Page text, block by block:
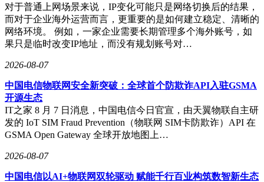
对于普通上网场景来说，IP变化可能只是网络切换后的结果，
而对于企业海外运营而言，更重要的是如何建立稳定、清晰的
网络环境。 例如，一家企业需要长期管理多个海外账号，如
果只是临时改变IP地址，而没有规划账号对…
2026-08-07
中国电信物联网安全新突破：全球首个防欺诈API入驻GSMA
开源生态
IT之家 8 月 7 日消息，中国电信今日官宣，由天翼物联自主研
发的 IoT SIM Fraud Prevention（物联网 SIM卡防欺诈）API 在
GSMA Open Gateway 全球开放地图上…
2026-08-07
中国电信以AI+物联网双轮驱动 赋能千行百业构筑数智新生态